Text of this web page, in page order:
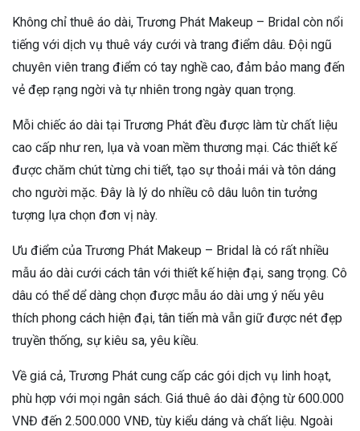
Không chỉ thuê áo dài, Trương Phát Makeup – Bridal còn nổi
tiếng với dịch vụ thuê váy cưới và trang điểm dâu. Đội ngũ
chuyên viên trang điểm có tay nghề cao, đảm bảo mang đến
vẻ đẹp rạng ngời và tự nhiên trong ngày quan trọng.
Mỗi chiếc áo dài tại Trương Phát đều được làm từ chất liệu
cao cấp như ren, lụa và voan mềm thương mại. Các thiết kế
được chăm chút từng chi tiết, tạo sự thoải mái và tôn dáng
cho người mặc. Đây là lý do nhiều cô dâu luôn tin tưởng
tượng lựa chọn đơn vị này.
Ưu điểm của Trương Phát Makeup – Bridal là có rất nhiều
mẫu áo dài cưới cách tân với thiết kế hiện đại, sang trọng. Cô
dâu có thể dể dàng chọn được mẫu áo dài ưng ý nếu yêu
thích phong cách hiện đại, tân tiến mà vẫn giữ được nét đẹp
truyền thống, sự kiêu sa, yêu kiều.
Về giá cả, Trương Phát cung cấp các gói dịch vụ linh hoạt,
phù hợp với mọi ngân sách. Giá thuê áo dài động từ 600.000
VNĐ đến 2.500.000 VNĐ, tùy kiểu dáng và chất liệu. Ngoài